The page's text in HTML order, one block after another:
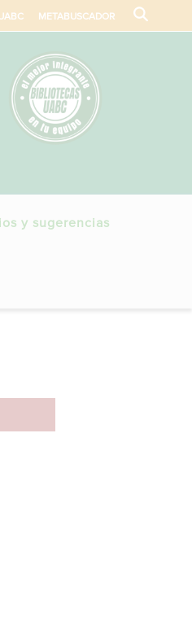
METABUSCADOR
y sugerencias